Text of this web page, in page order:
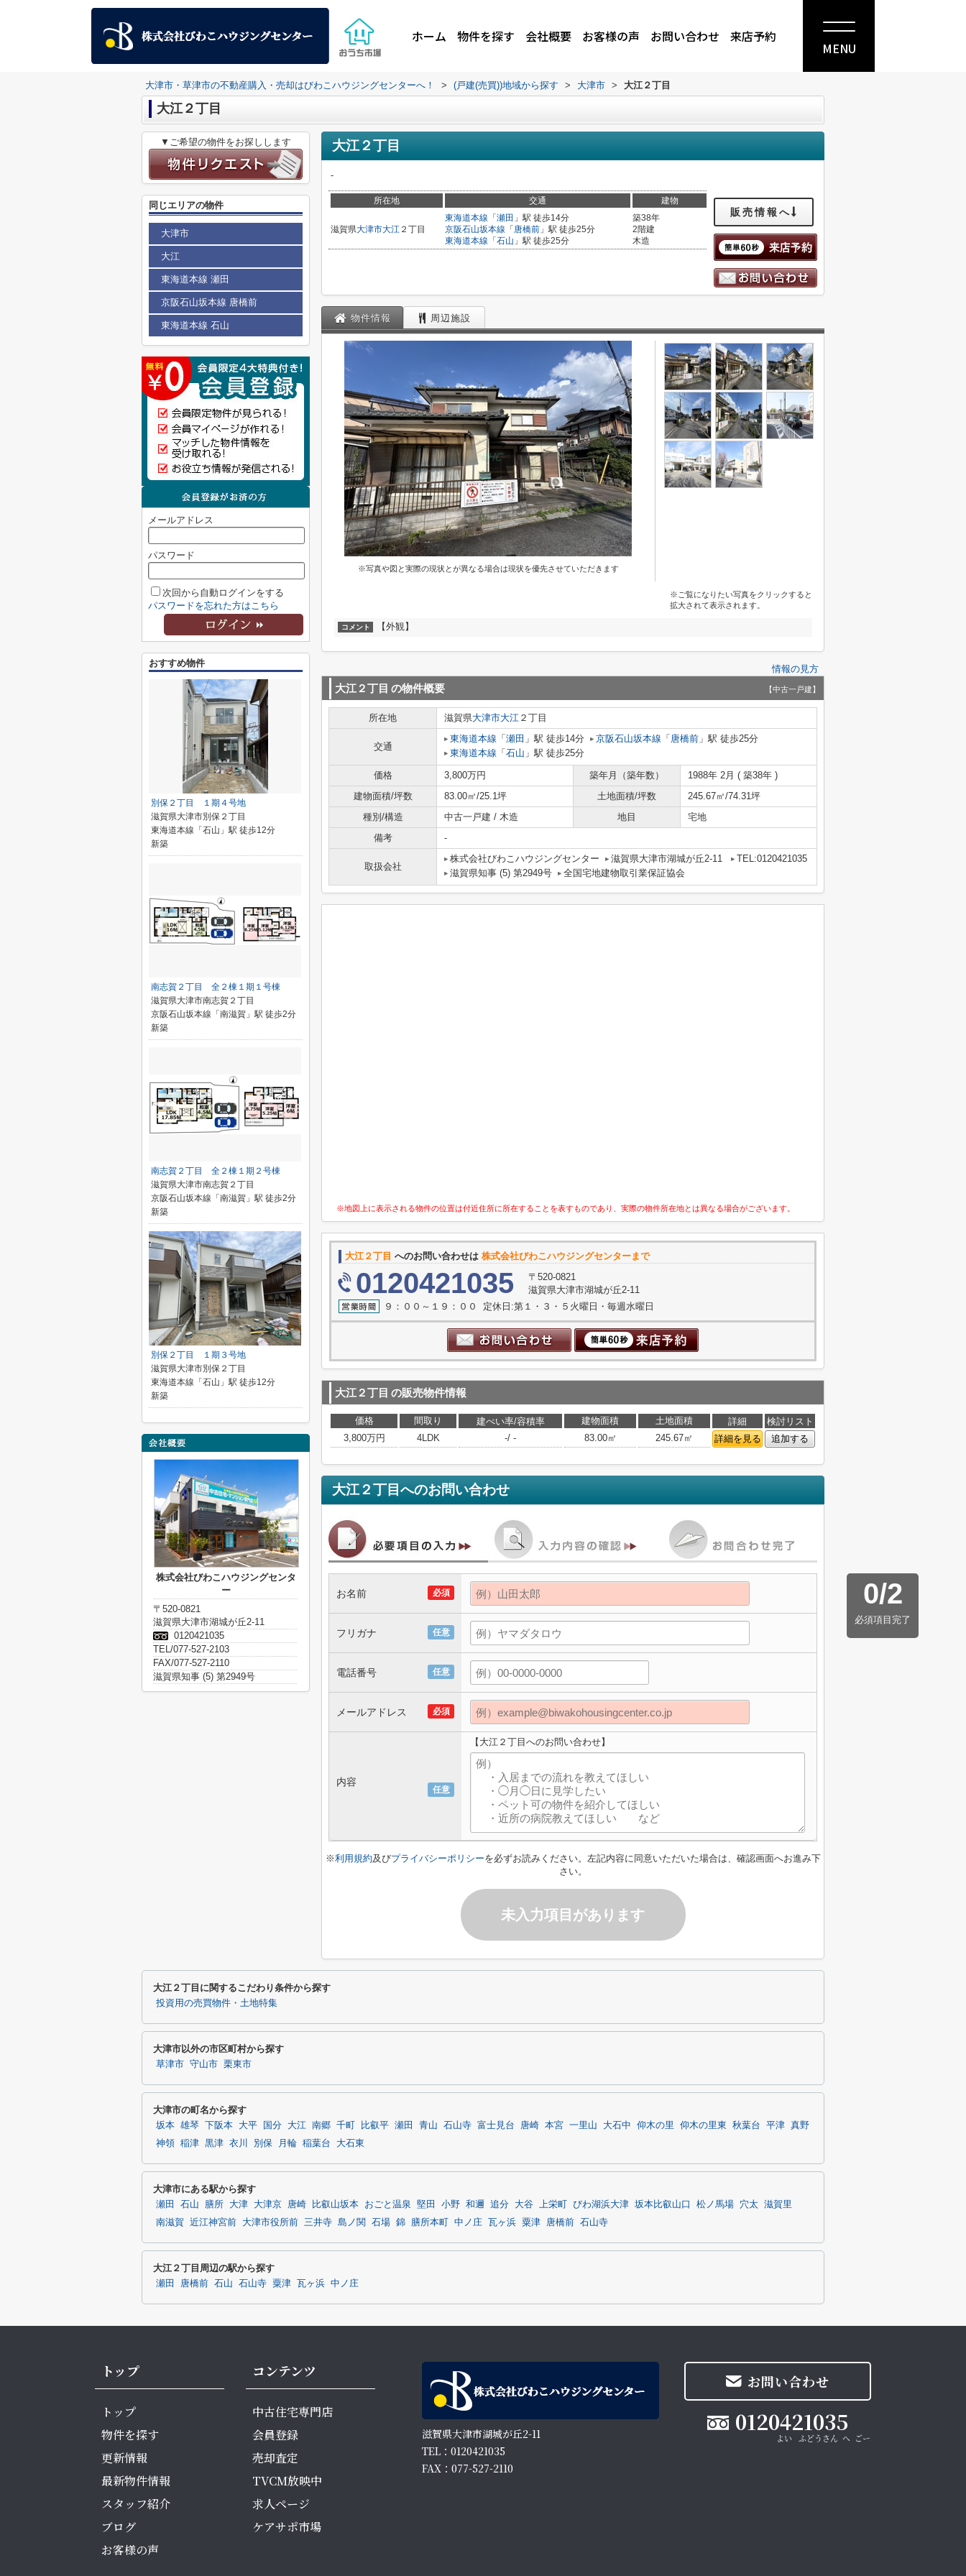
ホーム 物件を探す 会社概要 お客様の声 お問い合わせ 来店予約
MENU
大津市・草津市の不動産購入・売却はびわこハウジングセンターへ！ > (戸建(売買))地域から探す > 大津市 > 大江２丁目
大江２丁目
大江２丁目
-
所在地 交通 建物
滋賀県大津市大江 ２丁目
東海道本線 「 瀬田 」駅 徒歩14分
京阪石山坂本線 「 唐橋前 」駅 徒歩25分
東海道本線 「 石山 」駅 徒歩25分
築38年
2階建
木造
販売情報へ
物件情報 周辺施設
※写真や図と実際の現状とが異なる場合は現状を優先させていただきます
※ご覧になりたい写真をクリックすると
拡大されて表示されます。
コメント 【外観】
情報の見方
大江２丁目 の物件概要 【中古一戸建】
所在地 滋賀県大津市大江 ２丁目
交通
東海道本線 「 瀬田 」駅 徒歩14分 京阪石山坂本線 「 唐橋前 」駅 徒歩25分
東海道本線 「 石山 」駅 徒歩25分
価格 3,800万円 築年月（築年数）
1988年 2月 ( 築38年 )
建物面積/坪数
83.00㎡/25.1坪 土地面積/坪数
245.67㎡/74.31坪
種別/構造
中古一戸建 / 木造 地目
宅地
備考
-
取扱会社
株式会社びわこハウジングセンター 滋賀県大津市湖城が丘2-11
TEL:0120421035
滋賀県知事 (5) 第2949号
全国宅地建物取引業保証協会
※地図上に表示される物件の位置は付近住所に所在することを表すものであり、実際の物件所在地とは異なる場合がございます。
大江２丁目 へのお問い合わせは 株式会社びわこハウジングセンターまで
0120421035
〒520-0821
滋賀県大津市湖城が丘2-11
９：００～１９：００ 定休日:第１・３・５火曜日・毎週水曜日
大江２丁目 の販売物件情報
価格 間取り 建ぺい率/容積率 建物面積 土地面積 詳細
検討リスト
3,800万円
4LDK -/ - 83.00㎡ 245.67㎡ 詳細を見る 追加する
大江２丁目 へのお問い合わせ
0/2
必須項目完了
必須
お名前
任意
フリガナ
任意
電話番号
必須
メールアドレス
任意
内容
【大江２丁目へのお問い合わせ】
※利用規約及びプライバシーポリシーを必ずお読みください。左記内容に同意いただいた場合は、確認画面へお進み下
さい。
未入力項目があります
▼ご希望の物件をお探しします
同じエリアの物件
大津市
大江
東海道本線 瀬田
京阪石山坂本線 唐橋前
東海道本線 石山
メールアドレス
パスワード
次回から自動ログインをする
パスワードを忘れた方はこちら
おすすめ物件
別保２丁目 １期４号地
滋賀県大津市別保２丁目
東海道本線「石山」駅 徒歩12分
新築
南志賀２丁目 全２棟１期１号棟
滋賀県大津市南志賀２丁目
京阪石山坂本線「南滋賀」駅 徒歩2分
新築
南志賀２丁目 全２棟１期２号棟
滋賀県大津市南志賀２丁目
京阪石山坂本線「南滋賀」駅 徒歩2分
新築
別保２丁目 １期３号地
滋賀県大津市別保２丁目
東海道本線「石山」駅 徒歩12分
新築
株式会社びわこハウジングセンタ
ー
〒520-0821
滋賀県大津市湖城が丘2-11
0120421035
TEL/077-527-2103
FAX/077-527-2110
滋賀県知事 (5) 第2949号
大江２丁目に関するこだわり条件から探す
投資用の売買物件・土地特集
大津市以外の市区町村から探す
草津市 守山市 栗東市
大津市の町名から探す
坂本 雄琴 下阪本 大平 国分 大江 南郷 千町 比叡平 瀬田 青山 石山寺 富士見台 唐崎 本宮 一里山 大石中 仰木の里 仰木の里東 秋葉台 平津 真野
神領
稲津 黒津 衣川 別保 月輪 稲葉台 大石東
大津市にある駅から探す
瀬田 石山 膳所 大津 大津京 唐崎 比叡山坂本 おごと温泉 堅田 小野 和邇 追分 大谷 上栄町 びわ湖浜大津 坂本比叡山口 松ノ馬場 穴太 滋賀里
南滋賀 近江神宮前 大津市役所前 三井寺 島ノ関 石場 錦 膳所本町 中ノ庄 瓦ヶ浜 粟津 唐橋前 石山寺
大江２丁目周辺の駅から探す
瀬田 唐橋前 石山 石山寺 粟津 瓦ヶ浜 中ノ庄
トップ
トップ
物件を探す
更新情報
最新物件情報
スタッフ紹介
ブログ
お客様の声
コンテンツ
中古住宅専門店
会員登録
売却査定
TVCM放映中
求人ページ
ケアサポ市場
滋賀県大津市湖城が丘2-11
TEL：0120421035
FAX：077-527-2110
お問い合わせ
0120421035